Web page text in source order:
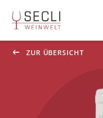
ZUR ÜBERSICHT